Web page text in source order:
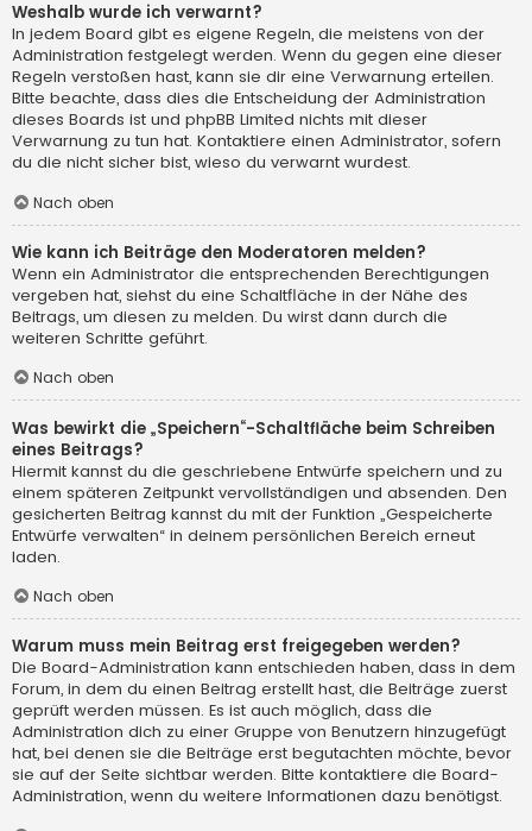
Weshalb wurde ich verwarnt?
In jedem Board gibt es eigene Regeln, die meistens von der
Administration festgelegt werden. Wenn du gegen eine dieser
Regeln verstoßen hast, kann sie dir eine Verwarnung erteilen.
Bitte beachte, dass dies die Entscheidung der Administration
dieses Boards ist und phpBB Limited nichts mit dieser
Verwarnung zu tun hat. Kontaktiere einen Administrator, sofern
du die nicht sicher bist, wieso du verwarnt wurdest.
Nach oben
Wie kann ich Beiträge den Moderatoren melden?
Wenn ein Administrator die entsprechenden Berechtigungen
vergeben hat, siehst du eine Schaltfläche in der Nähe des
Beitrags, um diesen zu melden. Du wirst dann durch die
weiteren Schritte geführt.
Nach oben
Was bewirkt die „Speichern“-Schaltfläche beim Schreiben
eines Beitrags?
Hiermit kannst du die geschriebene Entwürfe speichern und zu
einem späteren Zeitpunkt vervollständigen und absenden. Den
gesicherten Beitrag kannst du mit der Funktion „Gespeicherte
Entwürfe verwalten“ in deinem persönlichen Bereich erneut
laden.
Nach oben
Warum muss mein Beitrag erst freigegeben werden?
Die Board-Administration kann entschieden haben, dass in dem
Forum, in dem du einen Beitrag erstellt hast, die Beiträge zuerst
geprüft werden müssen. Es ist auch möglich, dass die
Administration dich zu einer Gruppe von Benutzern hinzugefügt
hat, bei denen sie die Beiträge erst begutachten möchte, bevor
sie auf der Seite sichtbar werden. Bitte kontaktiere die Board-
Administration, wenn du weitere Informationen dazu benötigst.